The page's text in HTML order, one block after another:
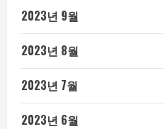
2023년 9월
2023년 8월
2023년 7월
2023년 6월